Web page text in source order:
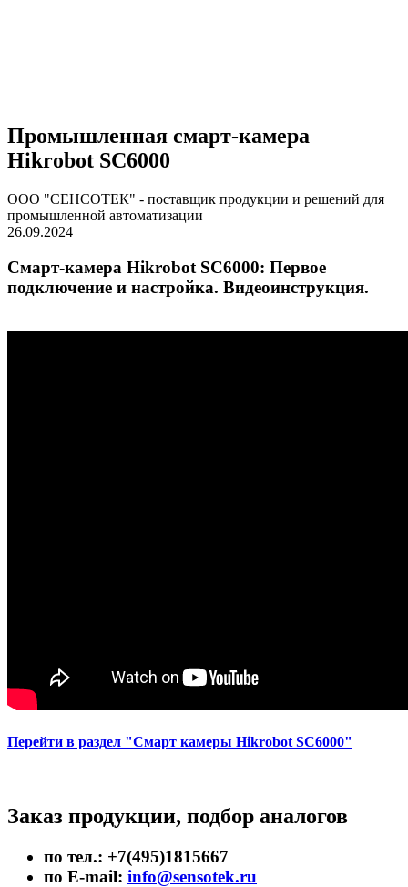
Промышленная смарт-камера
Hikrobot SC6000
ООО "СЕНСОТЕК" - поставщик продукции и решений для
промышленной автоматизации
26.09.2024
Cмарт-камера Hikrobot SC6000: Первое
подключение и настройка. Видеоинструкция.
Перейти в раздел "Смарт камеры Hikrobot SC6000"
Заказ продукции, подбор аналогов
по тел.: +7(495)1815667
по E-mail: info@sensotek.ru